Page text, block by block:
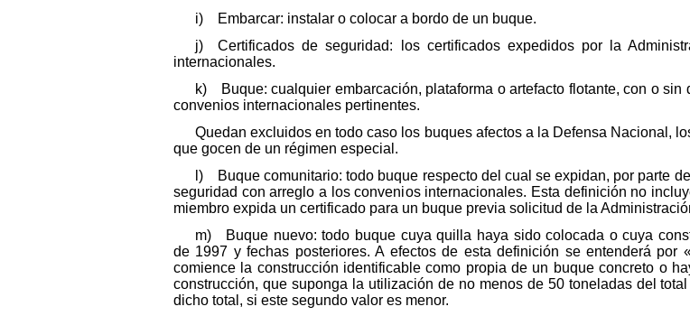
i) Embarcar: instalar o colocar a bordo de un buque.
j) Certificados de seguridad: los certificados expedidos por la
internacionales.
k) Buque: cualquier embarcación, plataforma o artefacto flotante, con o
convenios internacionales pertinentes.
Quedan excluidos en todo caso los buques afectos a la Defensa Nacional,
que gocen de un régimen especial.
l) Buque comunitario: todo buque respecto del cual se expidan, por parte
seguridad con arreglo a los convenios internacionales. Esta definición no
miembro expida un certificado para un buque previa solicitud de la
m) Buque nuevo: todo buque cuya quilla haya sido colocada o cuya
de 1997 y fechas posteriores. A efectos de esta definición se entenderá
comience la construcción identificable como propia de un buque concreto o
construcción, que suponga la utilización de no menos de 50 toneladas del
dicho total, si este segundo valor es menor.